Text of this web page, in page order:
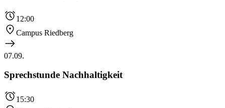
12:00
Campus Riedberg
07.09.
Sprechstunde Nachhaltigkeit
15:30